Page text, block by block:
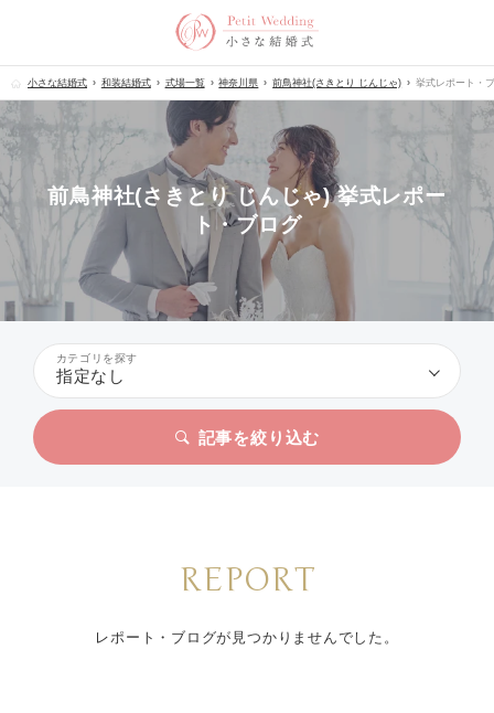
小さな結婚式 和装結婚式 式場一覧 神奈川県 前鳥神社(さきとり じんじゃ) 挙式レポート・
前鳥神社(さきとり じんじゃ) 挙式レポー
ト・ブログ
カテゴリを探す
指定なし
記事を絞り込む
REPORT
レポート・ブログが見つかりませんでした。